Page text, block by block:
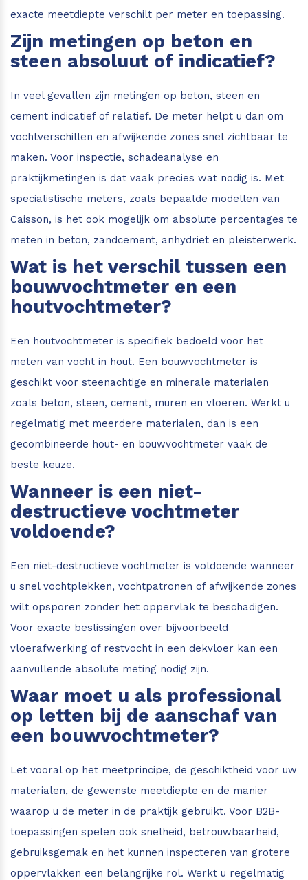
exacte meetdiepte verschilt per meter en toepassing.
Zijn metingen op beton en
steen absoluut of indicatief?
In veel gevallen zijn metingen op beton, steen en
cement indicatief of relatief. De meter helpt u dan om
vochtverschillen en afwijkende zones snel zichtbaar te
maken. Voor inspectie, schadeanalyse en
praktijkmetingen is dat vaak precies wat nodig is. Met
specialistische meters, zoals bepaalde modellen van
Caisson, is het ook mogelijk om absolute percentages te
meten in beton, zandcement, anhydriet en pleisterwerk.
Wat is het verschil tussen een
bouwvochtmeter en een
houtvochtmeter?
Een houtvochtmeter is specifiek bedoeld voor het
meten van vocht in hout. Een bouwvochtmeter is
geschikt voor steenachtige en minerale materialen
zoals beton, steen, cement, muren en vloeren. Werkt u
regelmatig met meerdere materialen, dan is een
gecombineerde hout- en bouwvochtmeter vaak de
beste keuze.
Wanneer is een niet-
destructieve vochtmeter
voldoende?
Een niet-destructieve vochtmeter is voldoende wanneer
u snel vochtplekken, vochtpatronen of afwijkende zones
wilt opsporen zonder het oppervlak te beschadigen.
Voor exacte beslissingen over bijvoorbeeld
vloerafwerking of restvocht in een dekvloer kan een
aanvullende absolute meting nodig zijn.
Waar moet u als professional
op letten bij de aanschaf van
een bouwvochtmeter?
Let vooral op het meetprincipe, de geschiktheid voor uw
materialen, de gewenste meetdiepte en de manier
waarop u de meter in de praktijk gebruikt. Voor B2B-
toepassingen spelen ook snelheid, betrouwbaarheid,
gebruiksgemak en het kunnen inspecteren van grotere
oppervlakken een belangrijke rol. Werkt u regelmatig